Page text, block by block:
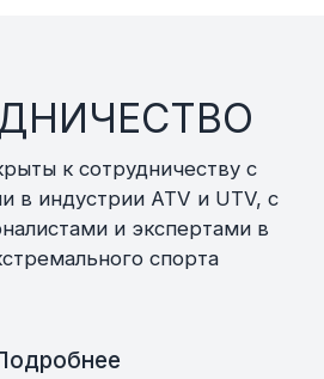
к сотрудничеству с
в индустрии ATV и UTV, с
и экспертами в
спорта